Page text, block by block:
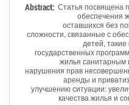
Abstract: Статья посвящена
обеспечения
оставшихся без
сложности, связанные с
детей,
государственных
жилья санитарным
нарушения прав
аренды и
улучшению ситуации:
качества жилья и